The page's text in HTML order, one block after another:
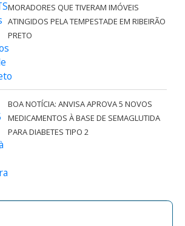
MORADORES QUE TIVERAM IMÓVEIS
ATINGIDOS PELA TEMPESTADE EM RIBEIRÃO
PRETO
BOA NOTÍCIA: ANVISA APROVA 5 NOVOS
MEDICAMENTOS À BASE DE SEMAGLUTIDA
PARA DIABETES TIPO 2